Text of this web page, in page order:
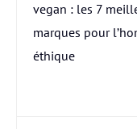
vegan : les 7
marques pour
éthique